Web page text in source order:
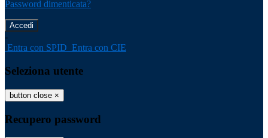
Password dimenticata?
-
Entra con SPID Entra con CIE
Seleziona utente
button close ×
Recupero password